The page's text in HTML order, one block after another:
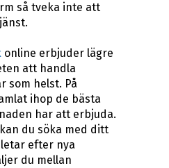
så tveka inte att
online erbjuder lägre
att handla
som helst. På
ihop de bästa
har att erbjuda.
kan du söka med ditt
efter nya
du mellan